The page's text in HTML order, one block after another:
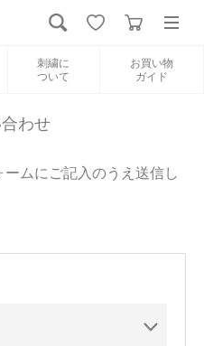
刺繍に
ついて
お買い物
ガイド
新規会員登録
わせ
ムにご記入のうえ送信し